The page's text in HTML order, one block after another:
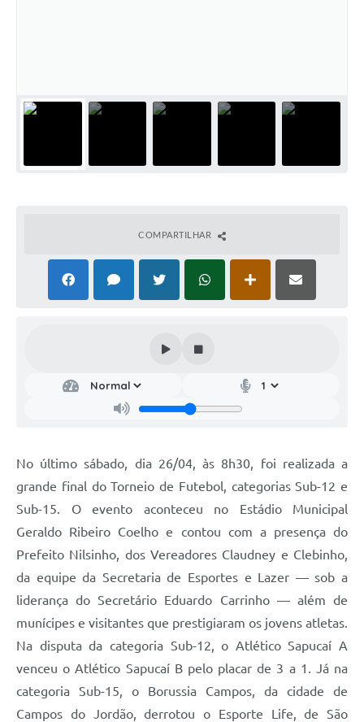
COMPARTILHAR
No último sábado, dia 26/04, às 8h30, foi realizada a
grande final do Torneio de Futebol, categorias Sub-12 e
Sub-15. O evento aconteceu no Estádio Municipal
Geraldo Ribeiro Coelho e contou com a presença do
Prefeito Nilsinho, dos Vereadores Claudney e Clebinho,
da equipe da Secretaria de Esportes e Lazer — sob a
liderança do Secretário Eduardo Carrinho — além de
munícipes e visitantes que prestigiaram os jovens atletas.
Na disputa da categoria Sub-12, o Atlético Sapucaí A
venceu o Atlético Sapucaí B pelo placar de 3 a 1. Já na
categoria Sub-15, o Borussia Campos, da cidade de
Campos do Jordão, derrotou o Esporte Life, de São